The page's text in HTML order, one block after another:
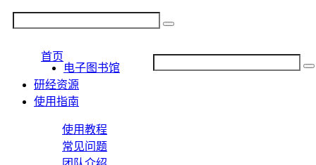
首页
电子图书馆
研经资源
使用指南
使用教程
常见问题